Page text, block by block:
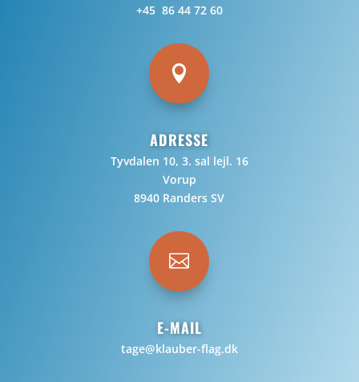
+45 86 44 72 60

ADRESSE
Tyvdalen 10, 3. sal lejl. 16
Vorup
8940 Randers SV

E-MAIL
tage@klauber-flag.dk